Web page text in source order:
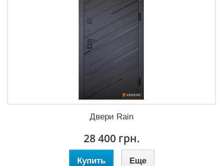
Двери Rain
28 400 грн.
Купить Еще